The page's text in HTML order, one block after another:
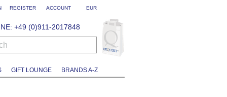
EUR
ACCOUNT
REGISTER
GIFT LOUNGE BRANDS A-Z
+49 (0)911-2017848